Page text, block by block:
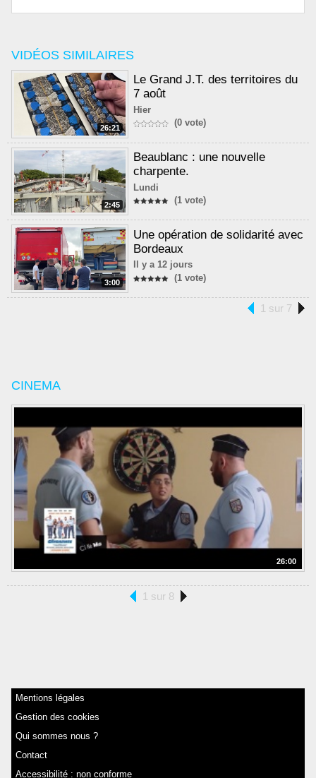
VIDÉOS SIMILAIRES
26:21
Le Grand J.T. des territoires du
7 août
Hier
(0 vote)
2:45
Beaublanc : une nouvelle
charpente.
Lundi
(1 vote)
3:00
Une opération de solidarité avec
Bordeaux
Il y a 12 jours
(1 vote)
1 sur 7
CINEMA
26:00
1 sur 8
Mentions légales
Gestion des cookies
Qui sommes nous ?
Contact
Accessibilité : non conforme